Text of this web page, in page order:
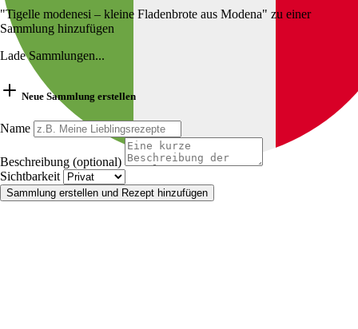
"Tigelle modenesi – kleine Fladenbrote aus Modena" zu einer
Sammlung hinzufügen
Lade Sammlungen...
Neue Sammlung erstellen
Name
Beschreibung (optional)
Sichtbarkeit
Sammlung erstellen und Rezept hinzufügen